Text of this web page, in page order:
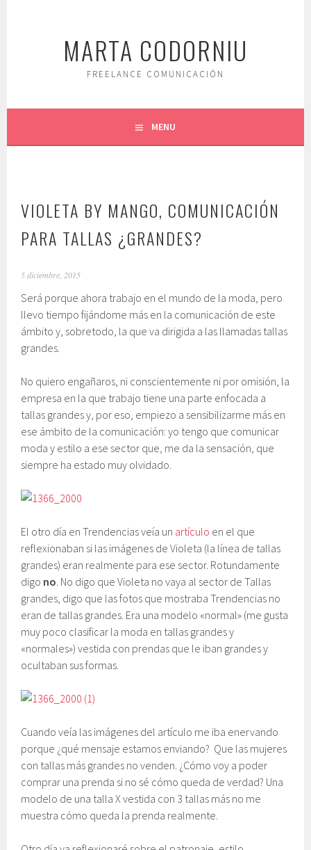
MARTA CODORNIU
FREELANCE COMUNICACIÓN
MENU
VIOLETA BY MANGO, COMUNICACIÓN
PARA TALLAS ¿GRANDES?
5 diciembre, 2015
Será porque ahora trabajo en el mundo de la moda, pero
llevo tiempo fijándome más en la comunicación de este
ámbito y, sobretodo, la que va dirigida a las llamadas tallas
grandes.
No quiero engañaros, ni conscientemente ni por omisión, la
empresa en la que trabajo tiene una parte enfocada a
tallas grandes y, por eso, empiezo a sensibilizarme más en
ese ámbito de la comunicación: yo tengo que comunicar
moda y estilo a ese sector que, me da la sensación, que
siempre ha estado muy olvidado.
El otro día en Trendencias veía un artículo en el que
reflexionaban si las imágenes de Violeta (la línea de tallas
grandes) eran realmente para ese sector. Rotundamente
digo no. No digo que Violeta no vaya al sector de Tallas
grandes, digo que las fotos que mostraba Trendencias no
eran de tallas grandes. Era una modelo «normal» (me gusta
muy poco clasificar la moda en tallas grandes y
«normales») vestida con prendas que le iban grandes y
ocultaban sus formas.
Cuando veía las imágenes del artículo me iba enervando
porque ¿qué mensaje estamos enviando? Que las mujeres
con tallas más grandes no venden. ¿Cómo voy a poder
comprar una prenda si no sé cómo queda de verdad? Una
modelo de una talla X vestida con 3 tallas más no me
muestra cómo queda la prenda realmente.